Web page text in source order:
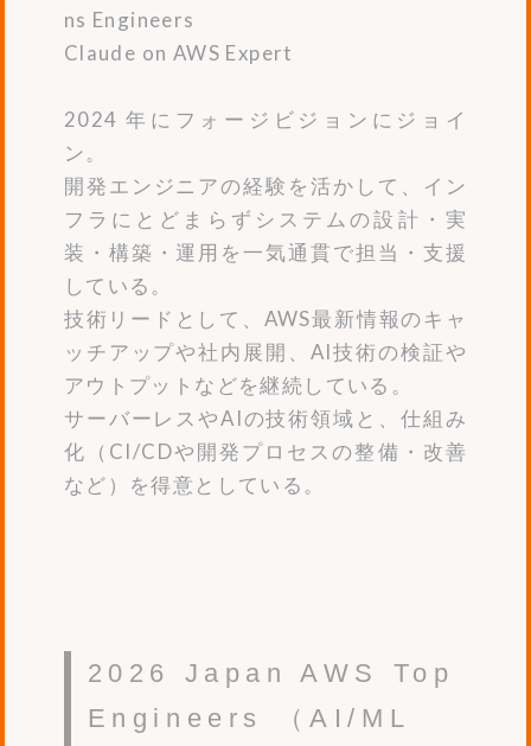
ns Engineers
Claude on AWS Expert
2024 年にフォージビジョンにジョイ
ン。
開発エンジニアの経験を活かして、イン
フラにとどまらずシステムの設計・実
装・構築・運用を一気通貫で担当・支援
している。
技術リードとして、AWS最新情報のキャ
ッチアップや社内展開、AI技術の検証や
アウトプットなどを継続している。
サーバーレスやAIの技術領域と、仕組み
化（CI/CDや開発プロセスの整備・改善
など）を得意としている。
2026 Japan AWS Top
Engineers （AI/ML